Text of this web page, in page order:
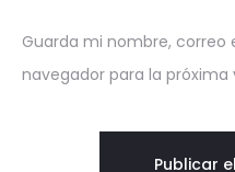
Guarda mi nombre,
navegador para la